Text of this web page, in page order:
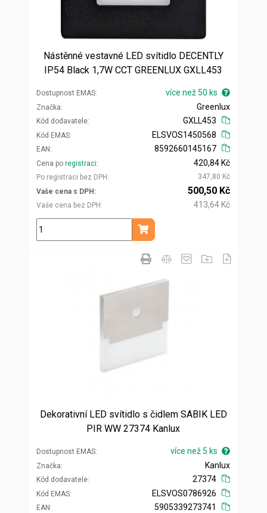
Nástěnné vestavné LED svítidlo DECENTLY
IP54 Black 1,7W CCT GREENLUX GXLL453
Dostupnost EMAS více než 50 ks
Značka
Kód dodavatele
Greenlux
GXLL453
Kód EMAS
EAN
ELSVOS1450568
8592660145167
Cena po registraci
Po registraci bez DPH
420,84 Kč
347,80 Kč
Vaše cena s DPH
Vaše cena bez DPH
500,50 Kč
413,64 Kč
ks
Přidat do košíku
Dekorativní LED svítidlo s čidlem SABIK LED
PIR WW 27374 Kanlux
Dostupnost EMAS více než 5 ks
Značka
Kód dodavatele
Kanlux
27374
Kód EMAS
EAN
ELSVOS0786926
5905339273741